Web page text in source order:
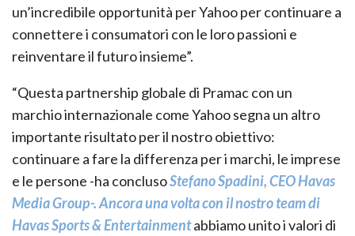
un’incredibile opportunità per Yahoo per continuare a
connettere i consumatori con le loro passioni e
reinventare il futuro insieme”.
“Questa partnership globale di Pramac con un
marchio internazionale come Yahoo segna un altro
importante risultato per il nostro obiettivo:
continuare a fare la differenza per i marchi, le imprese
e le persone -ha conclusoStefano Spadini, CEO Havas
Media Group-. Ancora una volta con il nostro team di
Havas Sports & Entertainmentabbiamo unito i valori di